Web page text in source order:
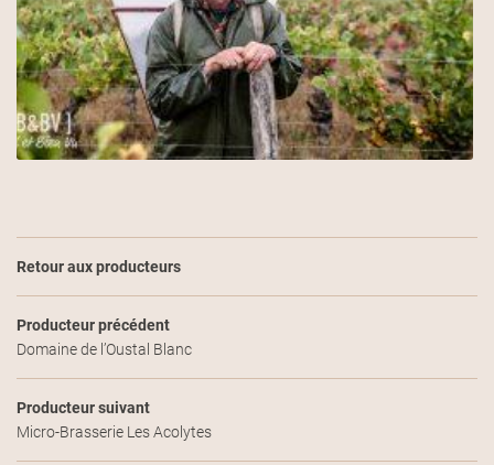
ACCUEIL
PRODUCTEURS
DE CŒUR DU MOMENT
Retour aux producteurs
Producteur précédent
Domaine de l’Oustal Blanc
Producteur suivant
Micro-Brasserie Les Acolytes